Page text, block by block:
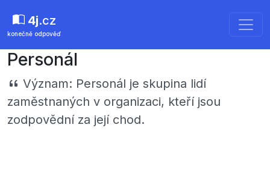
4j.cz
konečně odpověď
Personál
Význam: Personál je skupina lidí
zaměstnaných v organizaci, kteří jsou
zodpovědní za její chod.